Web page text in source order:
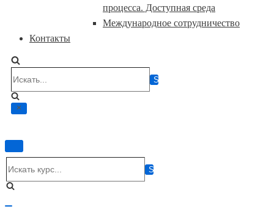
процесса. Доступная среда
Международное сотрудничество
Контакты
Показать/
Скрыть
навигацию